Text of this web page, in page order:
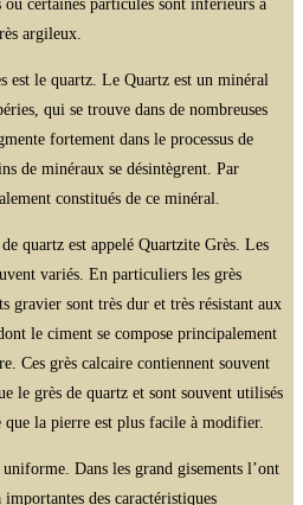
certaines particules sont inférieurs à
argileux.
est le quartz. Le Quartz est un minéral
qui se trouve dans de nombreuses
fortement dans le processus de
de minéraux se désintègrent. Par
constitués de ce minéral.
quartz est appelé Quartzite Grès. Les
variés. En particuliers les grès
gravier sont très dur et très résistant aux
le ciment se compose principalement
Ces grès calcaire contiennent souvent
le grès de quartz et sont souvent utilisés
la pierre est plus facile à modifier.
Dans les grand gisements l’ont
des caractéristiques